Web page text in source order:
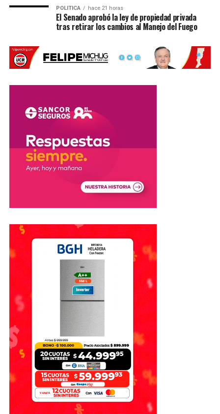
laPolicía de
Investigaciones (PDI) de Rafaela, quienes realizaron las
Investigan las causas del vuelco
investigación para determinar
pérdida de control del camión
Mientras se desarrollaban las pericias, los equipos de
emergencia trabajaron en la asistencia de las víctimas y en
garantizar la seguridad en la zona del siniestro.
Fuente: El Litoral
POLITICA hace 21 horas
El Senado aprobó la ley de propiedad privada
tras retirar los cambios al Manejo del Fuego